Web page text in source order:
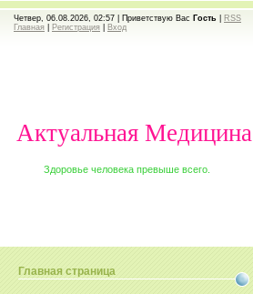
Четвер, 06.08.2026, 02:57 | Приветствую Вас Гость
RSS
Главная
Регистрация Вход
Актуальная Медицина
Здоровье человека превыше всего.
Главная страница